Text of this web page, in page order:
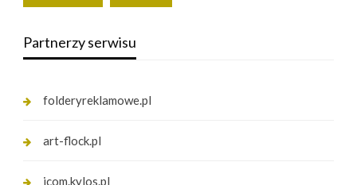
Partnerzy serwisu
folderyreklamowe.pl
art-flock.pl
icom.kylos.pl